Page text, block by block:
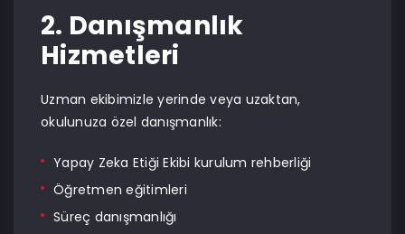
2. Danışmanlık
Hizmetleri
Uzman ekibimizle yerinde veya uzaktan,
okulunuza özel danışmanlık:
Yapay Zeka Etiği Ekibi kurulum rehberliği
Öğretmen eğitimleri
Süreç danışmanlığı